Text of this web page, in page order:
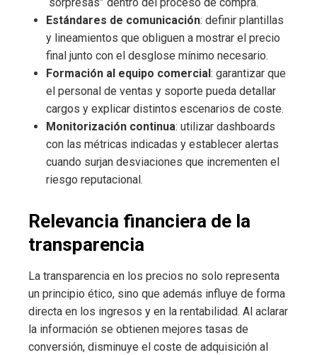
Estándares de comunicación: definir plantillas
y lineamientos que obliguen a mostrar el precio
final junto con el desglose mínimo necesario.
Formación al equipo comercial: garantizar que
el personal de ventas y soporte pueda detallar
cargos y explicar distintos escenarios de coste.
Monitorización continua: utilizar dashboards
con las métricas indicadas y establecer alertas
cuando surjan desviaciones que incrementen el
riesgo reputacional.
Relevancia financiera de la
transparencia
La transparencia en los precios no solo representa
un principio ético, sino que además influye de forma
directa en los ingresos y en la rentabilidad. Al aclarar
la información se obtienen mejores tasas de
conversión, disminuye el coste de adquisición al